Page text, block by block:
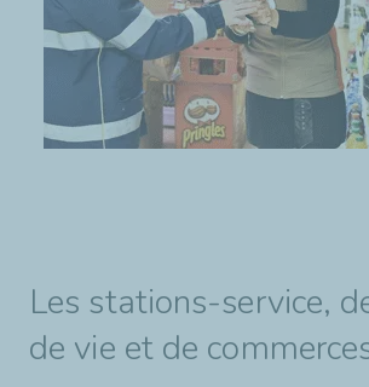
Les stations-service,
de vie et de